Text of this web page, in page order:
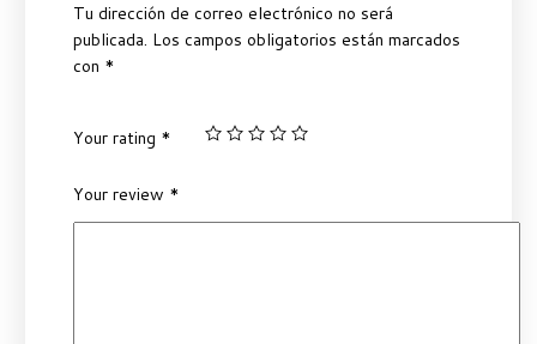
Tu dirección de correo electrónico no será
publicada. Los campos obligatorios están marcados
con *
Your rating *
Your review *